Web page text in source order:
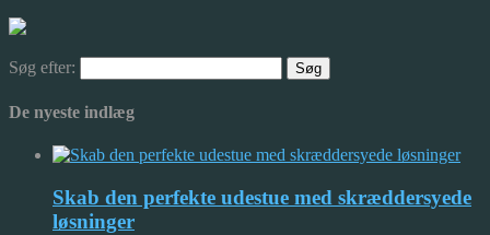
Søg efter:
De nyeste indlæg
Skab den perfekte udestue med skræddersyede
løsninger